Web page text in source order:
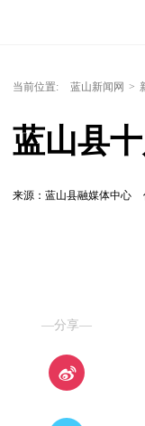
当前位置: 蓝山新闻网 >
蓝山县
来源：蓝山县融媒体中心
—分享—